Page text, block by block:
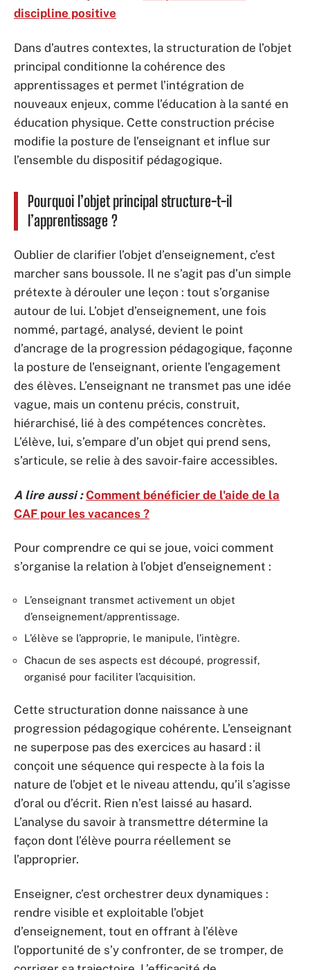
discipline positive
Dans d’autres contextes, la structuration de l’objet
principal conditionne la cohérence des
apprentissages et permet l’intégration de
nouveaux enjeux, comme l’éducation à la santé en
éducation physique. Cette construction précise
modifie la posture de l’enseignant et influe sur
l’ensemble du dispositif pédagogique.
Pourquoi l’objet principal structure-t-il
l’apprentissage ?
Oublier de clarifier l’objet d’enseignement, c’est
marcher sans boussole. Il ne s’agit pas d’un simple
prétexte à dérouler une leçon : tout s’organise
autour de lui. L’objet d’enseignement, une fois
nommé, partagé, analysé, devient le point
d’ancrage de la progression pédagogique, façonne
la posture de l’enseignant, oriente l’engagement
des élèves. L’enseignant ne transmet pas une idée
vague, mais un contenu précis, construit,
hiérarchisé, lié à des compétences concrètes.
L’élève, lui, s’empare d’un objet qui prend sens,
s’articule, se relie à des savoir-faire accessibles.
A lire aussi : Comment bénéficier de l'aide de la
CAF pour les vacances ?
Pour comprendre ce qui se joue, voici comment
s’organise la relation à l’objet d’enseignement :
L’enseignant transmet activement un objet
d’enseignement/apprentissage.
L’élève se l’approprie, le manipule, l’intègre.
Chacun de ses aspects est découpé, progressif,
organisé pour faciliter l’acquisition.
Cette structuration donne naissance à une
progression pédagogique cohérente. L’enseignant
ne superpose pas des exercices au hasard : il
conçoit une séquence qui respecte à la fois la
nature de l’objet et le niveau attendu, qu’il s’agisse
d’oral ou d’écrit. Rien n’est laissé au hasard.
L’analyse du savoir à transmettre détermine la
façon dont l’élève pourra réellement se
l’approprier.
Enseigner, c’est orchestrer deux dynamiques :
rendre visible et exploitable l’objet
d’enseignement, tout en offrant à l’élève
l’opportunité de s’y confronter, de se tromper, de